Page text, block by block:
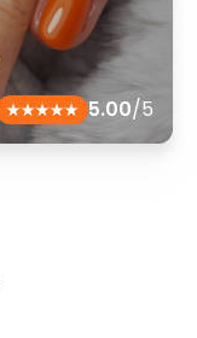
5.00/5